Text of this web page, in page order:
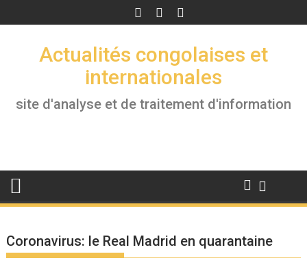
to
Actualités congolaises et
internationales
site d'analyse et de traitement d'information
Coronavirus: le Real Madrid en quarantaine